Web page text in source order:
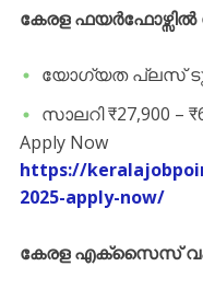
കേരള
യോഗ്യത പ്ലസ്
സാലറി ₹27,900 –
Apply Now
https://
2025-apply-now/
കേരള എക്സൈസ്